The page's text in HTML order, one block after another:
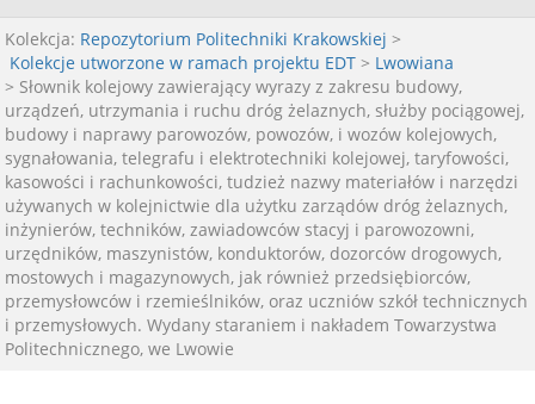
Kolekcja: Repozytorium Politechniki Krakowskiej >
Kolekcje utworzone w ramach projektu EDT > Lwowiana
> Słownik kolejowy zawierający wyrazy z zakresu budowy,
urządzeń, utrzymania i ruchu dróg żelaznych, służby pociągowej,
budowy i naprawy parowozów, powozów, i wozów kolejowych,
sygnałowania, telegrafu i elektrotechniki kolejowej, taryfowości,
kasowości i rachunkowości, tudzież nazwy materiałów i narzędzi
używanych w kolejnictwie dla użytku zarządów dróg żelaznych,
inżynierów, techników, zawiadowców stacyj i parowozowni,
urzędników, maszynistów, konduktorów, dozorców drogowych,
mostowych i magazynowych, jak również przedsiębiorców,
przemysłowców i rzemieślników, oraz uczniów szkół technicznych
i przemysłowych. Wydany staraniem i nakładem Towarzystwa
Politechnicznego, we Lwowie